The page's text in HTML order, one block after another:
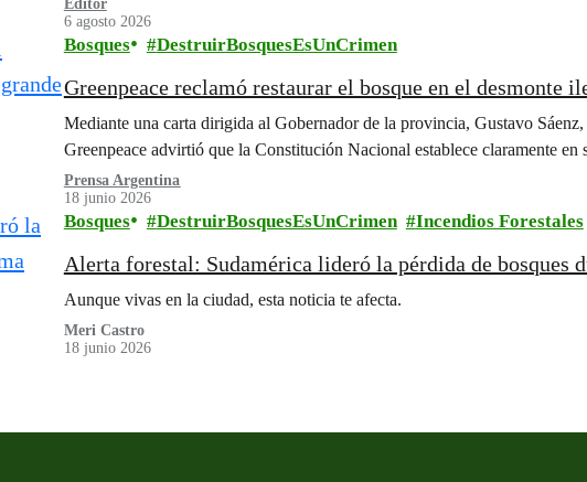
Editor
6 agosto 2026
Bosques DestruirBosquesEsUnCrimen
Greenpeace reclamó restaurar el bosque en el desmonte
Mediante una carta dirigida al Gobernador de la provincia, Gustavo
Greenpeace advirtió que la Constitución Nacional establece claramente
Prensa Argentina
18 junio 2026
Bosques DestruirBosquesEsUnCrimen Incendios Forestales
Alerta forestal: Sudamérica lideró la pérdida de bosques
Aunque vivas en la ciudad, esta noticia te afecta.
Meri Castro
18 junio 2026